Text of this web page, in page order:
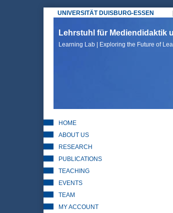
UNIVERSITÄT DUISBURG-ESSEN
Hauptmenü
Lehrstuhl für Mediendidaktik
Learning Lab | Exploring the Future of
HOME
ABOUT US
RESEARCH
PUBLICATIONS
TEACHING
EVENTS
TEAM
MY ACCOUNT